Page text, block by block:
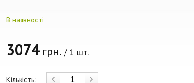
В наявності
3074 грн. / 1 шт.
Кількість: